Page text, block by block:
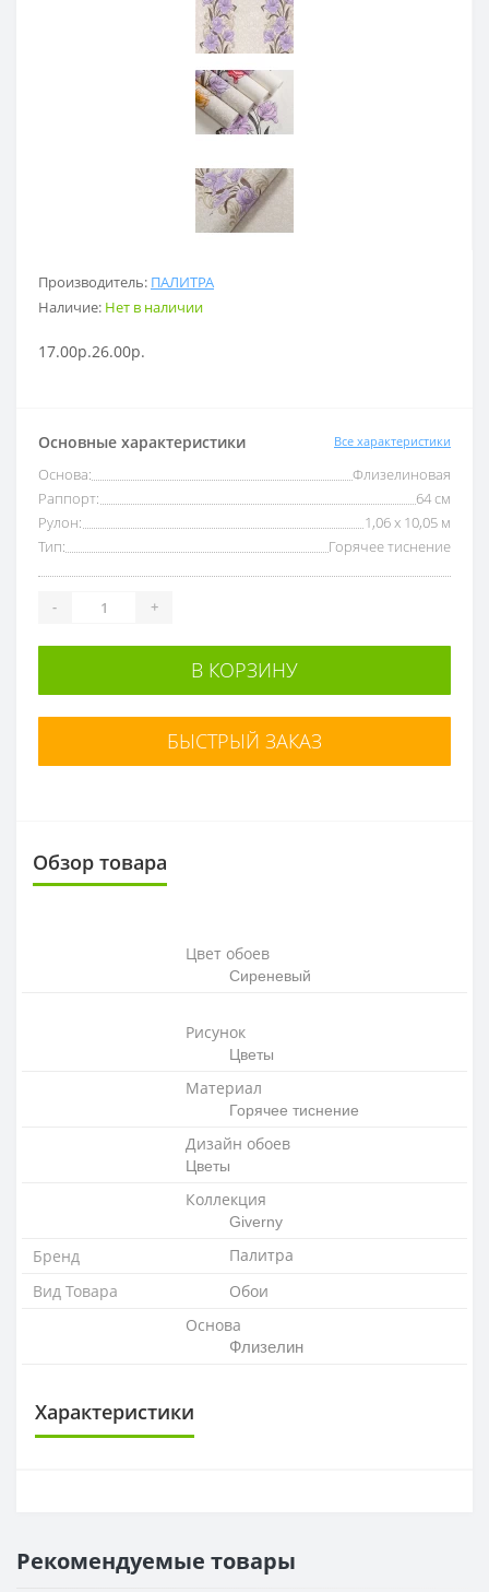
Производитель: ПАЛИТРА
Наличие: Нет в наличии
17.00р.26.00р.
Основные характеристики Все характеристики
Основа:
Флизелиновая
Раппорт:
64 см
Рулон:
1,06 x 10,05 м
Тип:
Горячее тиснение
- +
В КОРЗИНУ
БЫСТРЫЙ ЗАКАЗ
Обзор товара
Цвет обоев
Сиреневый
Рисунок
Цветы
Материал
Горячее тиснение
Дизайн обоев
Цветы
Коллекция
Giverny
Бренд
Палитра
Вид Товара
Обои
Основа
Флизелин
Характеристики
РАППОРТ
Рекомендуемые товары